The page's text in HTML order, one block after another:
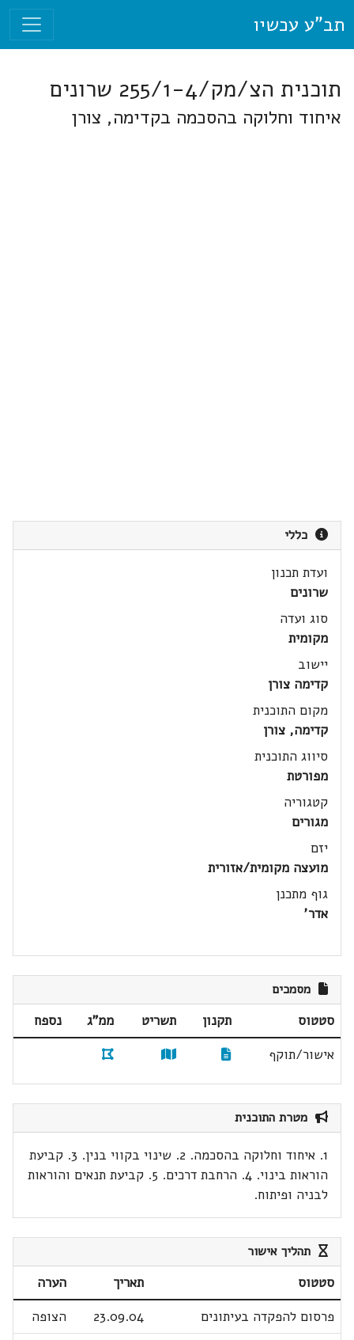
תב"ע עכשיו
תוכנית הצ/מק/255/1-4 שרונים
איחוד וחלוקה בהסכמה בקדימה, צורן
כללי
ועדת תכנון
שרונים
סוג ועדה
מקומית
יישוב
קדימה צורן
מקום התוכנית
קדימה, צורן
סיווג התוכנית
מפורטת
קטגוריה
מגורים
יזם
מועצה מקומית/אזורית
גוף מתכנן
אדר'
מסמכים
סטטוס תקנון תשריט ממ"ג
נספח
אישור/תוקף
מטרת התוכנית
1. איחוד וחלוקה בהסכמה. 2. שינוי בקווי בנין. 3. קביעת
הוראות בינוי. 4. הרחבת דרכים. 5. קביעת תנאים והוראות
לבניה ופיתוח.
תהליך אישור
סטטוס תאריך
הערה
פרסום להפקדה בעיתונים
23.09.04
הצופה